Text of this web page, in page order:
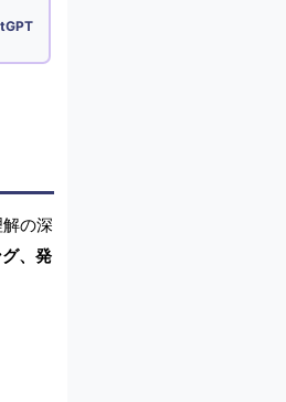
の深
、発